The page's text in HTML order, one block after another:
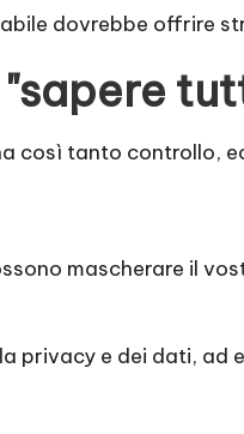
dovrebbe
così tanto controllo,
mascherare il
privacy e dei dati,